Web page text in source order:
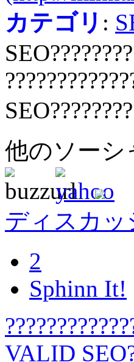
カテゴリ :
他のソー
ディスカッ
2
Sphinn It!
VALID